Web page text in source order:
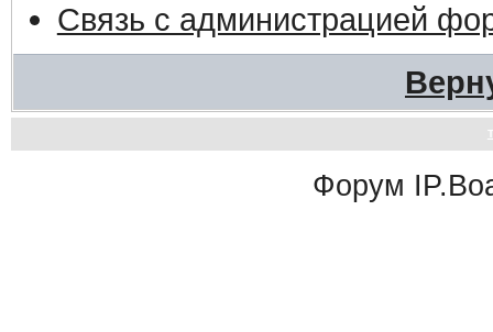
Связь с администрацией
Форум